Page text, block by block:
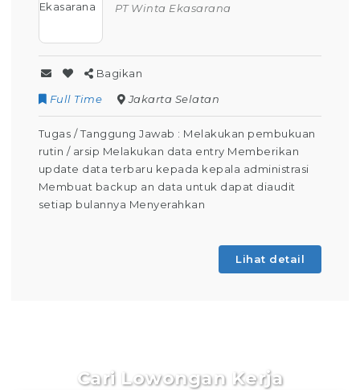
PT Winta Ekasarana
Bagikan
Full Time
Jakarta Selatan
Tugas / Tanggung Jawab : Melakukan pembukuan
rutin / arsip Melakukan data entry Memberikan
update data terbaru kepada kepala administrasi
Membuat backup an data untuk dapat diaudit
setiap bulannya Menyerahkan
Lihat detail
Cari Lowongan Kerja